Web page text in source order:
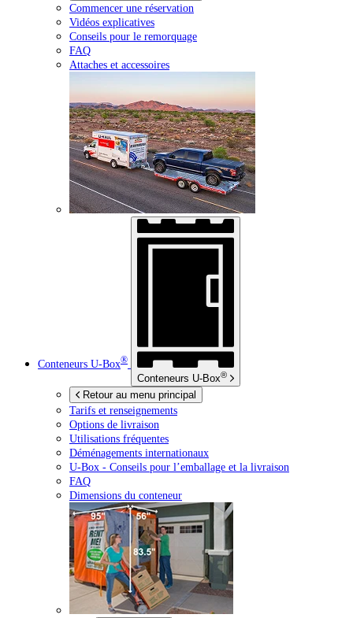
Commencer une réservation
Vidéos explicatives
Conseils pour le remorquage
FAQ
Attaches et accessoires
Conteneurs U-Box®
Conteneurs U-Box®
Retour au menu principal
Tarifs et renseignements
Options de livraison
Utilisations fréquentes
Déménagements internationaux
U-Box - Conseils pour l’emballage et la livraison
FAQ
Dimensions du conteneur